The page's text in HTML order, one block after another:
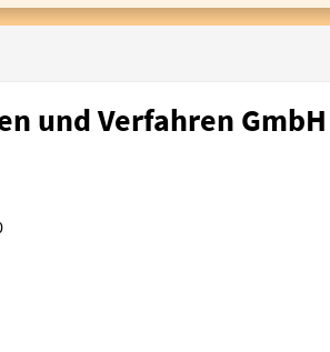
und Verfahren GmbH